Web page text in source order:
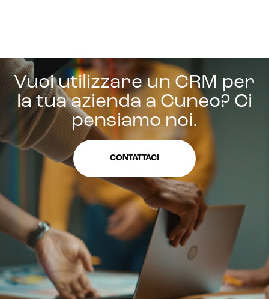
Vuoi utilizzare un CRM per
la tua azienda a Cuneo? Ci
pensiamo noi.
CONTATTACI